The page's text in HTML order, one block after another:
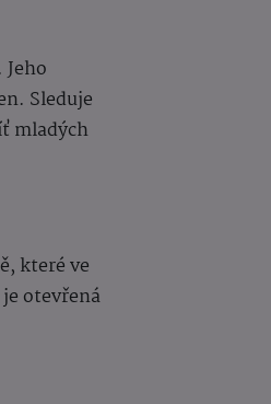
. Jeho
Sleduje
mladých
které ve
otevřená